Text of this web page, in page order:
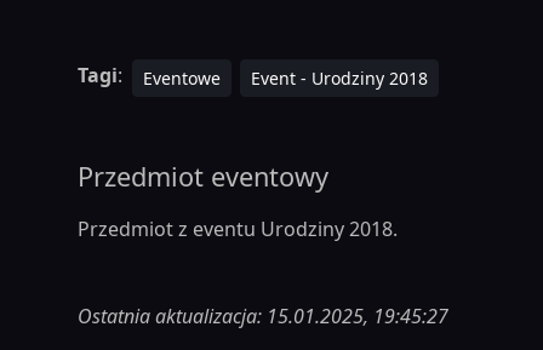
Tagi: Eventowe Event - Urodziny 2018
Przedmiot eventowy
Przedmiot z eventu Urodziny 2018.
Ostatnia aktualizacja: 15.01.2025, 19:45:27